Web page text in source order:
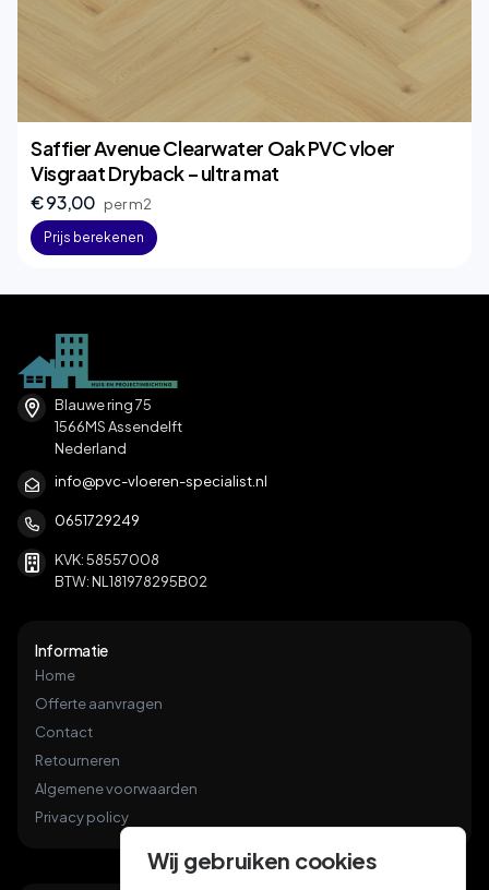
Saffier Avenue Clearwater Oak PVC vloer
Visgraat Dryback – ultra mat
€ 93,00 per m2
Prijs berekenen
Blauwe ring 75
1566MS Assendelft
Nederland
info@pvc-vloeren-specialist.nl
0651729249
KVK: 58557008
BTW: NL181978295B02
Informatie
Home
Offerte aanvragen
Contact
Retourneren
Algemene voorwaarden
Privacy policy
Wij gebruiken cookies